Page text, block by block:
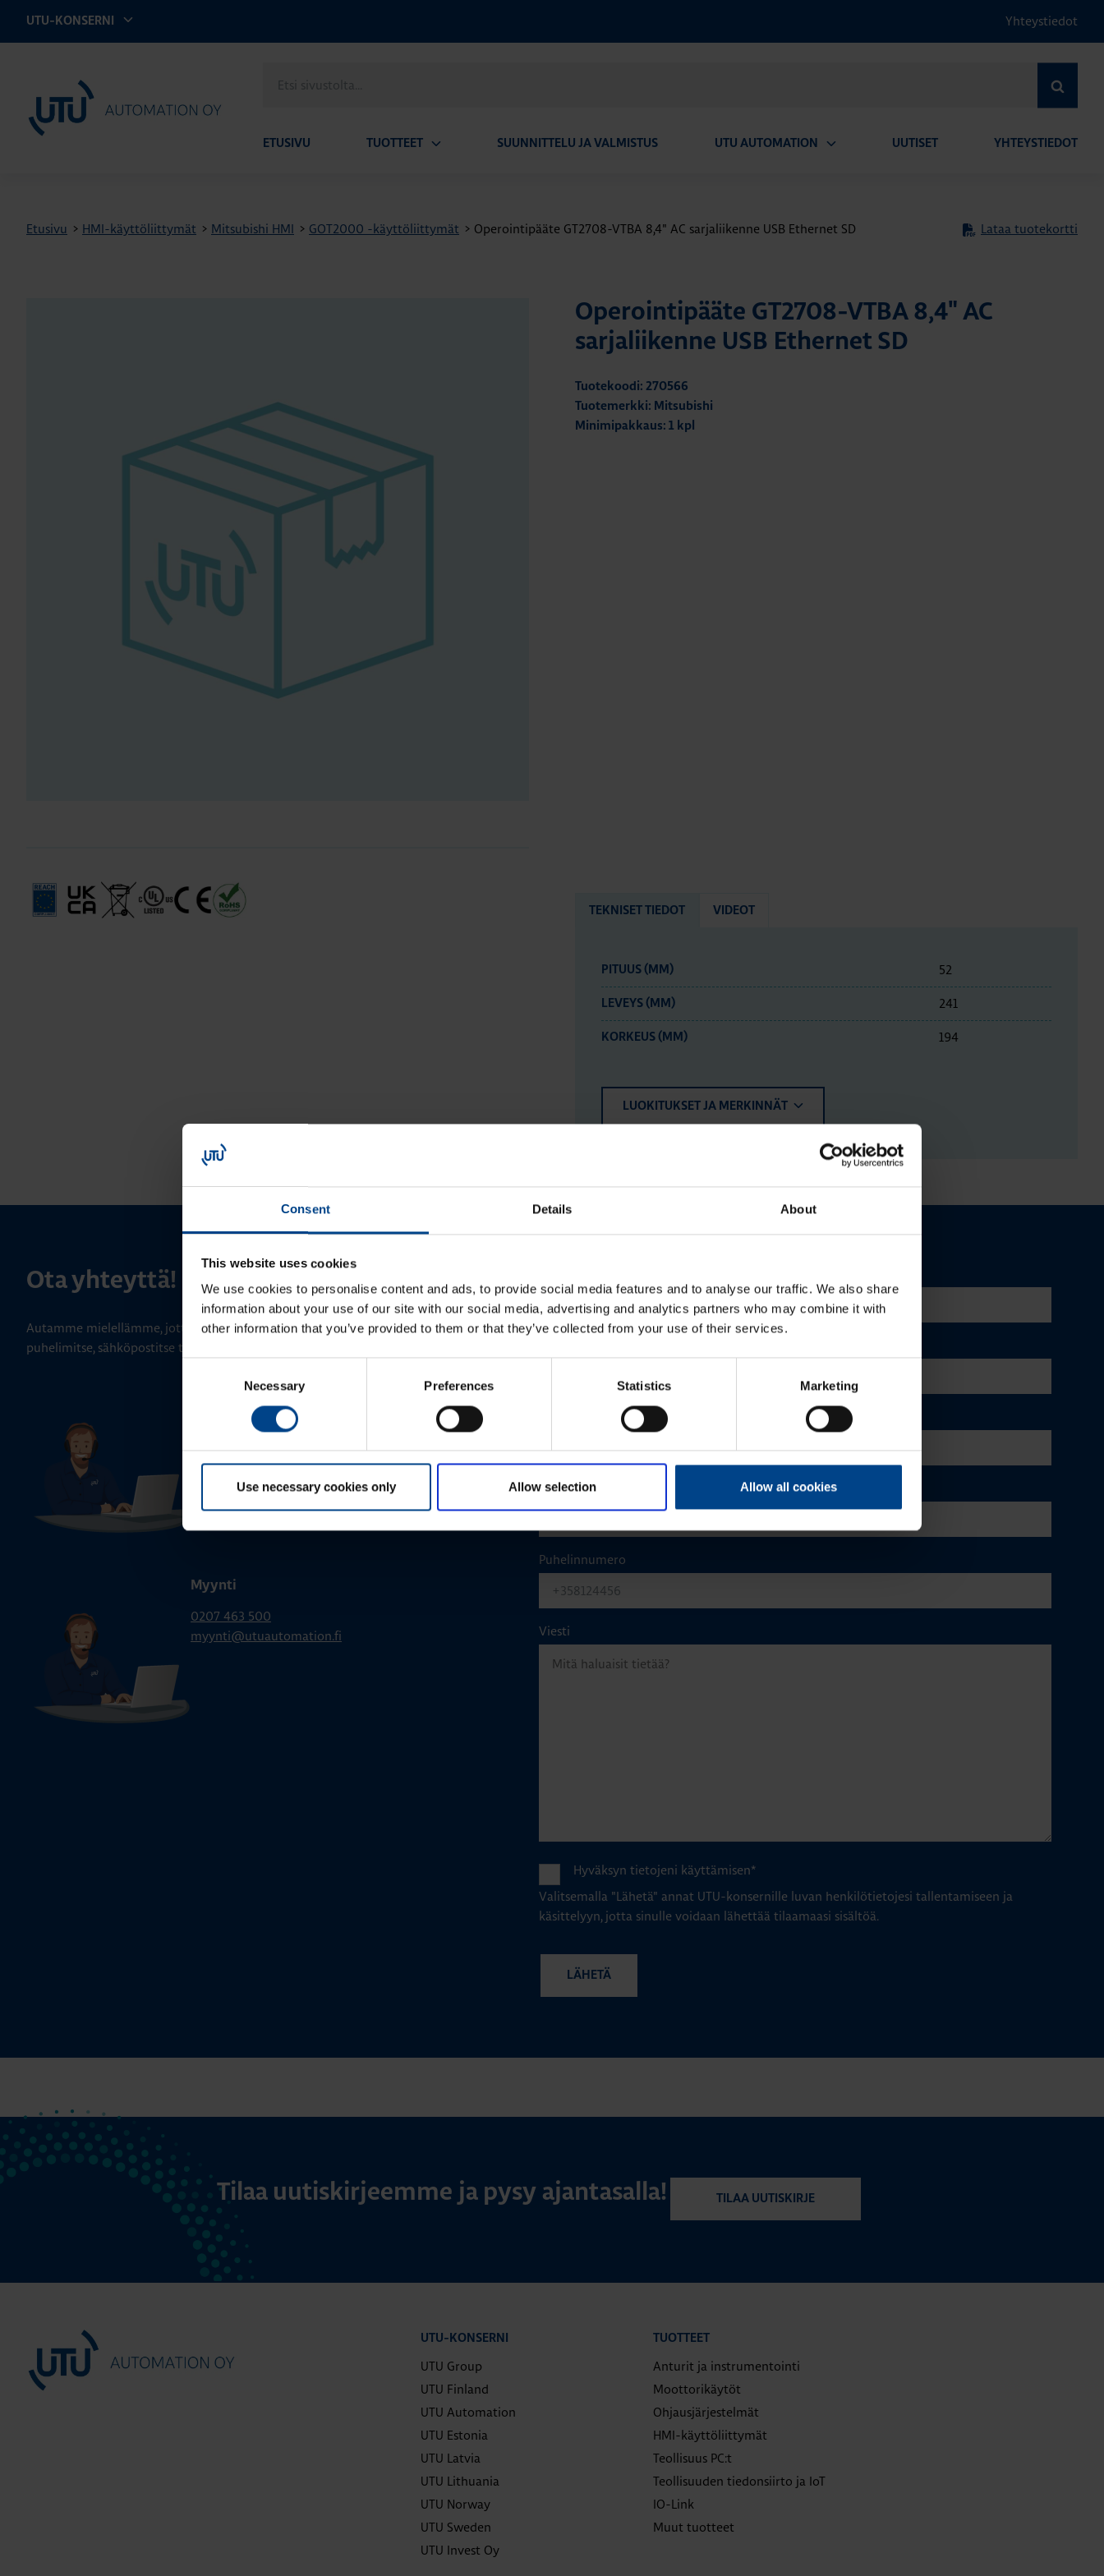
Consent Details About
This website uses cookies
We use cookies to personalise content and ads, to provide social media features and to analyse our traffic. We also share
information about your use of our site with our social media, advertising and analytics partners who may combine it with
other information that you’ve provided to them or that they’ve collected from your use of their services.
Necessary Preferences Statistics Marketing
Use necessary cookies only Allow selection Allow all cookies
UTU-KONSERNI Yhteystiedot
UTU Automation
sivustolta
ETUSIVU TUOTTEET SUUNNITTELU JA VALMISTUS UTU AUTOMATION UUTISET YHTEYSTIEDOT
Etusivu > HMI-käyttöliittymät > Mitsubishi HMI > GOT2000 -käyttöliittymät > Operointipääte GT2708-VTBA 8,4" AC sarjaliikenne USB Ethernet SD Lataa tuotekortti
Operointipääte GT2708-VTBA 8,4" AC
sarjaliikenne USB Ethernet SD
Tuotekoodi: 270566
Tuotemerkki: Mitsubishi
Minimipakkaus: 1 kpl
TEKNISET TIEDOT VIDEOT
PITUUS (MM) 52
LEVEYS (MM) 241
KORKEUS (MM) 194
LUOKITUKSET JA MERKINNÄT
Ota yhteyttä!
Autamme mielellämme, jotta löydämme sinulle parhaan ratkaisun. Otathan yhtettä
puhelimitse, sähköpostitse tai verkkolomakkeen kautta.
Tekninen tuki
0207 463 515
Myynti
0207 463 500
myynti@utuautomation.fi
Sähköposti
Puhelinnumero
Viesti
Hyväksyn tietojeni käyttämisen*
Valitsemalla "Lähetä" annat UTU-konsernille luvan henkilötietojesi tallentamiseen ja
käsittelyyn, jotta sinulle voidaan lähettää tilaamaasi sisältöä.
Tilaa uutiskirjeemme ja pysy ajantasalla! TILAA UUTISKIRJE
UTU-KONSERNI
UTU Group
UTU Finland
UTU Automation
UTU Estonia
UTU Latvia
UTU Lithuania
UTU Norway
UTU Sweden
UTU Invest Oy
TUOTTEET
Anturit ja instrumentointi
Moottorikäytöt
Ohjausjärjestelmät
HMI-käyttöliittymät
Teollisuus PC:t
Teollisuuden tiedonsiirto ja IoT
IO-Link
Muut tuotteet